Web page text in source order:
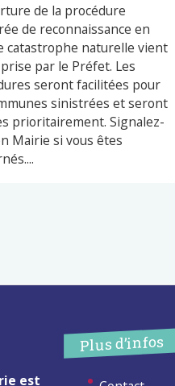
de la procédure
de reconnaissance en
catastrophe naturelle vient
par le Préfet. Les
seront facilitées pour
sinistrées et seront
prioritairement. Signalez-
Mairie si vous êtes
est
Plus d’infos